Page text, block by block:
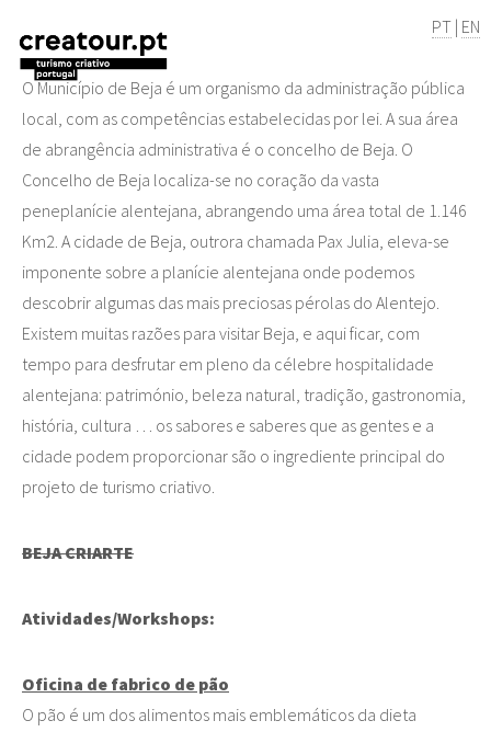
PT | EN
O Município de Beja é um organismo da administração pública
local, com as competências estabelecidas por lei. A sua área
de abrangência administrativa é o concelho de Beja. O
Concelho de Beja localiza-se no coração da vasta
peneplanície alentejana, abrangendo uma área total de 1.146
Km2. A cidade de Beja, outrora chamada Pax Julia, eleva-se
imponente sobre a planície alentejana onde podemos
descobrir algumas das mais preciosas pérolas do Alentejo.
Existem muitas razões para visitar Beja, e aqui ficar, com
tempo para desfrutar em pleno da célebre hospitalidade
alentejana: património, beleza natural, tradição, gastronomia,
história, cultura … os sabores e saberes que as gentes e a
cidade podem proporcionar são o ingrediente principal do
projeto de turismo criativo.
BEJA CRIARTE
Atividades/Workshops:
Oficina de fabrico de pão
O pão é um dos alimentos mais emblemáticos da dieta